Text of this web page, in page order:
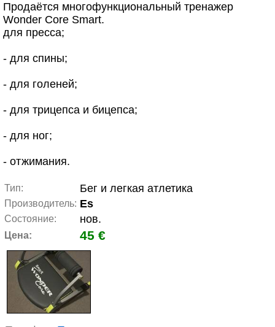
Продаётся многофункциональный тренажер
Wonder Core Smart.
для пресса;
- для спины;
- для голеней;
- для трицепса и бицепса;
- для ног;
- отжимания.
Тип: Бег и легкая атлетика
Производитель: Es
Состояние: нов.
Цена: 45 €